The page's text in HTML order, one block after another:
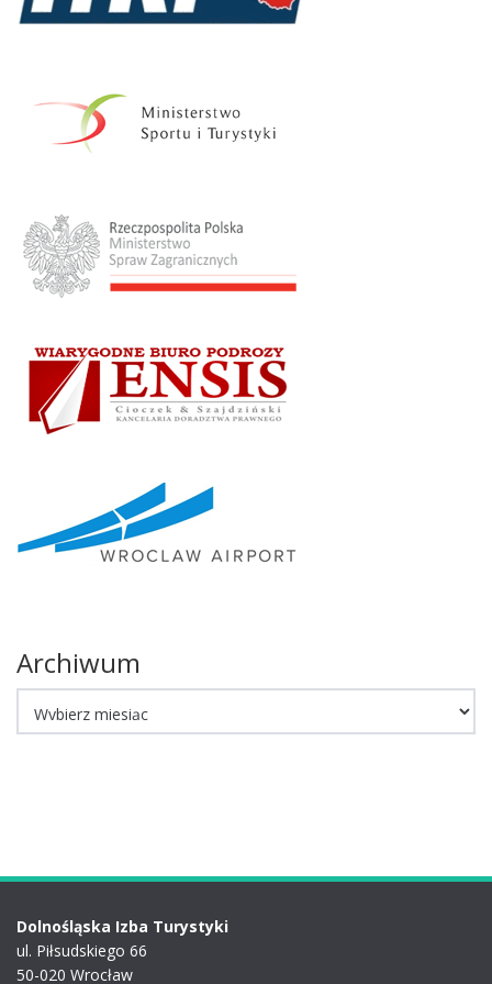
Archiwum
Dolnośląska Izba Turystyki
ul. Piłsudskiego 66
50-020 Wrocław